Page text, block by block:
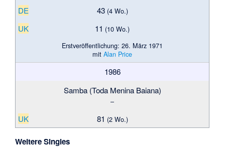
DE 43 (4 Wo.)
UK 11 (10 Wo.)
Erstveröffentlichung: 26. März 1971
mitAlan Price
1986
Samba (Toda Menina Baiana)
–
UK 81 (2 Wo.)
Weitere Singles